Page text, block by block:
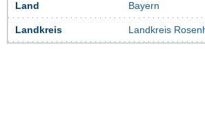
Land Bayern
Landkreis Landkreis